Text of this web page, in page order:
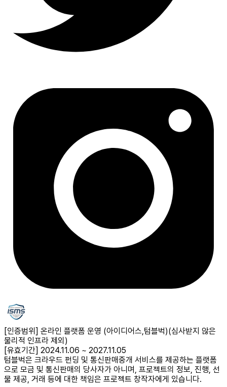
[인증범위] 온라인 플랫폼 운영 (아이디어스,텀블벅)(심사받지 않은
물리적 인프라 제외)
[유효기간] 2024.11.06 ~ 2027.11.05
텀블벅은 크라우드 펀딩 및 통신판매중개 서비스를 제공하는 플랫폼
으로 모금 및 통신판매의 당사자가 아니며, 프로젝트의 정보, 진행, 선
물 제공, 거래 등에 대한 책임은 프로젝트 창작자에게 있습니다.